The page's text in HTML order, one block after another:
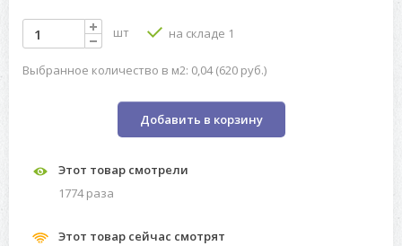
шт на складе 1
Выбранное количество в м2: 0,04 (620 руб.)
Добавить в корзину
Этот товар смотрели
1774 разa
Этот товар сейчас смотрят